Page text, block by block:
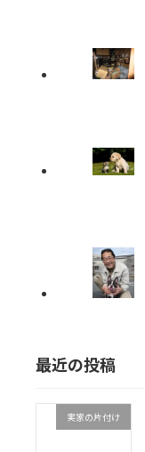
最近の投稿
実家の片付け